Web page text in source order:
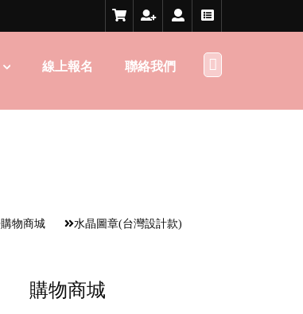
線上報名 聯絡我們
購物商城 水晶圖章(台灣設計款)
購物商城